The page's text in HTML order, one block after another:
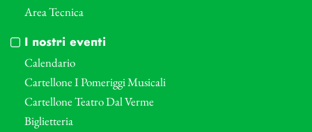
Area Tecnica
I nostri eventi
Calendario
Cartellone I Pomeriggi Musicali
Cartellone Teatro Dal Verme
Biglietteria